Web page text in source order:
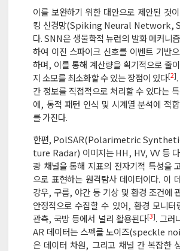
이를 보완하기 위한 대안으로 제안된 것
킹 신경망(Spiking Neural Network,
다. SNN은 생물학적 뉴런의 발화 메커니
하여 이진 스파이크 신호를 이벤트 기반
하며, 이를 통해 계산량을 획기적으로 줄
지 소모를 최소화할 수 있는 장점이 있다[2]
간 정보를 직접적으로 처리할 수 있다는
에, 동적 패턴 인식 및 시계열 분석에 적
를 가진다.
한편, PolSAR(Polarimetric
ture Radar) 이미지는 HH, HV, VV 등
광 채널을 통해 지표의 전자기적 특성을
으로 표현하는 원격탐사 데이터이다. 이
강우, 구름, 야간 등 기상 및 환경 조건에
안정적으로 수집할 수 있어, 환경 모니터
관측, 국방 등에서 널리 활용된다[3]. 그러
AR 데이터는 스펙클 노이즈(speckle
은 데이터 차원, 그리고 채널 간 복잡한